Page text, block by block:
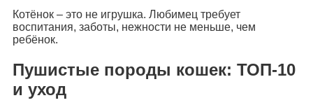
Котёнок – это не игрушка. Любимец требует
воспитания, заботы, нежности не меньше, чем
ребёнок.
Пушистые породы кошек: ТОП-10
и уход